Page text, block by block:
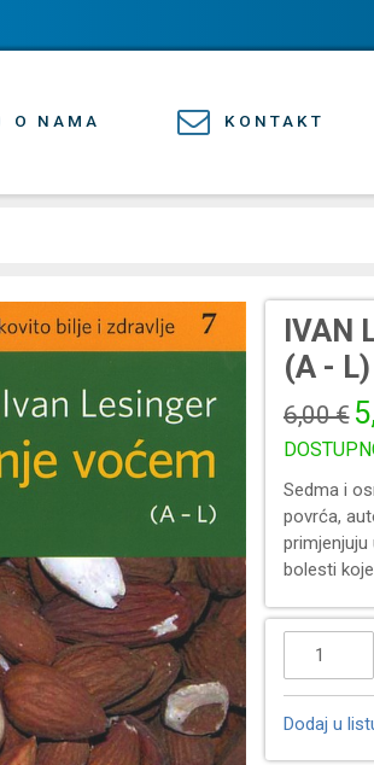
O NAMA KONTAKT
IVAN
(A - L)
6,00 €
Sedma i
povrća,
bolesti
Dodaj u